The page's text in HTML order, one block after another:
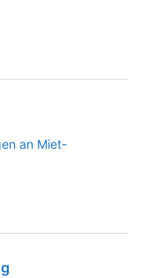
Kommentaren: 0
an Miet-
Kommentaren: 0